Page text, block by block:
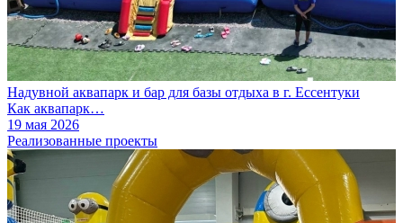
Надувной аквапарк и бар для базы отдыха в г. Ессентуки
Как аквапарк…
19 мая 2026
Реализованные проекты